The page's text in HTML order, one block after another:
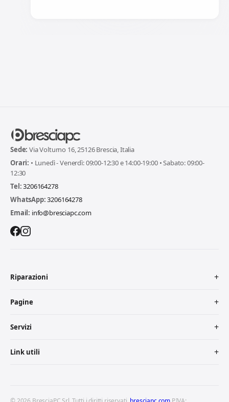
Sede: Via Volturno 16, 25126 Brescia, Italia
Orari: • Lunedì - Venerdì: 09:00-12:30 e 14:00-19:00 • Sabato: 09:00-
12:30
Tel:3206164278
WhatsApp:3206164278
Email: info@bresciapc.com
Riparazioni
Pagine
Servizi
Link utili